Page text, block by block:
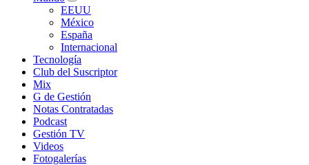
EEUU
México
España
Internacional
Tecnología
Club del Suscriptor
Mix
G de Gestión
Notas Contratadas
Podcast
Gestión TV
Videos
Fotogalerías